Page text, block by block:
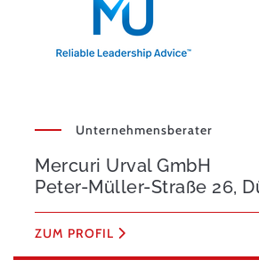
Unternehmensberater
Mercuri Urval GmbH
Peter-Müller-Straße 26,
ZUM PROFIL